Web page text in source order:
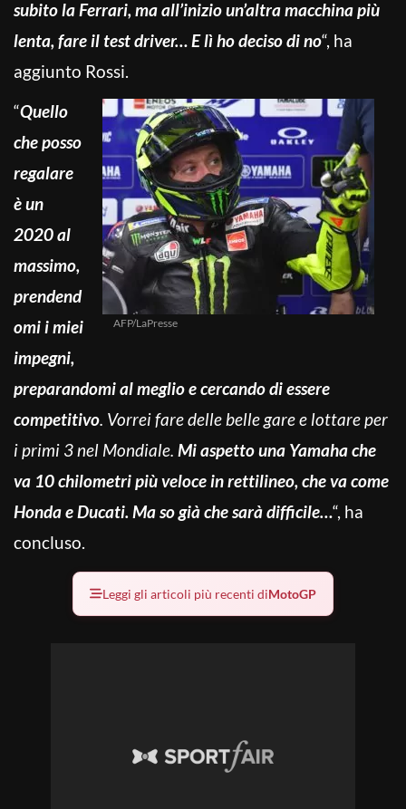
subito la Ferrari, ma all’inizio un’altra macchina più
lenta, fare il test driver… E lì ho deciso di no“, ha
aggiunto Rossi.
AFP/LaPresse
“Quello
che posso
regalare
è un
2020 al
massimo,
prendend
omi i miei
impegni,
preparandomi al meglio e cercando di essere
competitivo. Vorrei fare delle belle gare e lottare per
i primi 3 nel Mondiale. Mi aspetto una Yamaha che
va 10 chilometri più veloce in rettilineo, che va come
Honda e Ducati. Ma so già che sarà difficile…“, ha
concluso.
Leggi gli articoli più recenti diMotoGP